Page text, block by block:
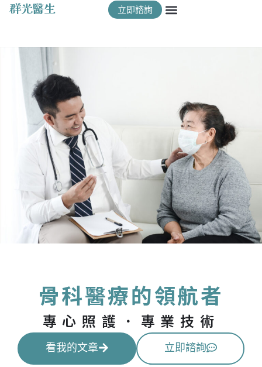
群光醫生 立即諮詢
骨科醫療的領航者
專心照護．專業技術
看我的文章 立即諮詢